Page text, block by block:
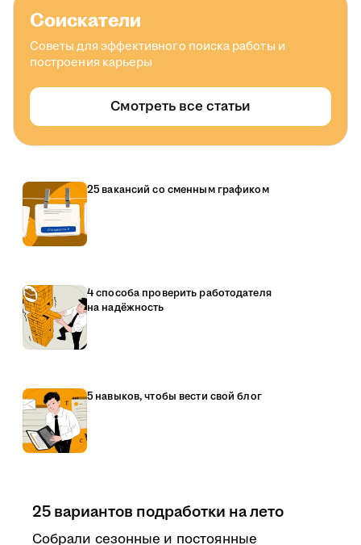
Соискатели
Советы для эффективного поиска работы и
построения карьеры
Смотреть все статьи
25 вакансий со сменным графиком
4 способа проверить работодателя
на надёжность
5 навыков, чтобы вести свой блог
25 вариантов подработки на лето
Собрали сезонные и постоянные